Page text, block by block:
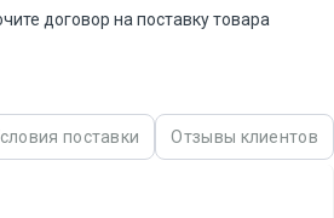
договор на поставку товара
поставки Отзывы клиентов